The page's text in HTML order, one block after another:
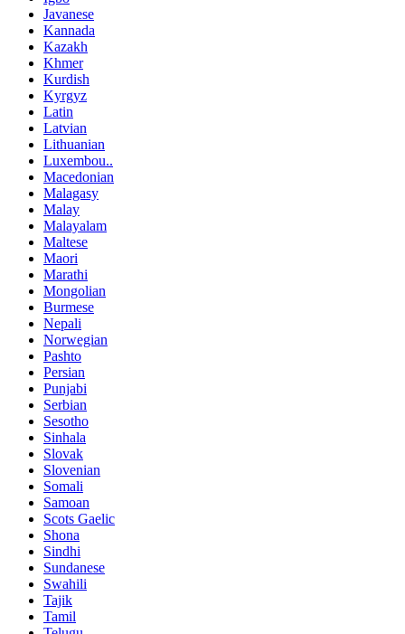
Javanese
Kannada
Kazakh
Khmer
Kurdish
Kyrgyz
Latin
Latvian
Lithuanian
Luxembou..
Macedonian
Malagasy
Malay
Malayalam
Maltese
Maori
Marathi
Mongolian
Burmese
Nepali
Norwegian
Pashto
Persian
Punjabi
Serbian
Sesotho
Sinhala
Slovak
Slovenian
Somali
Samoan
Scots Gaelic
Shona
Sindhi
Sundanese
Swahili
Tajik
Tamil